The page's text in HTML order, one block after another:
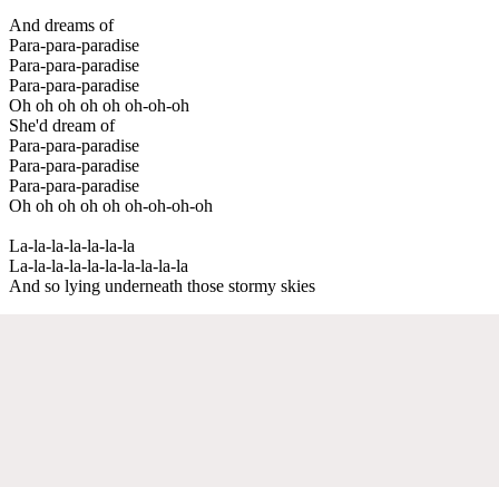
And dreams of
Para-para-paradise
Para-para-paradise
Para-para-paradise
Oh oh oh oh oh oh-oh-oh
She'd dream of
Para-para-paradise
Para-para-paradise
Para-para-paradise
Oh oh oh oh oh oh-oh-oh-oh
La-la-la-la-la-la-la
La-la-la-la-la-la-la-la-la-la
And so lying underneath those stormy skies